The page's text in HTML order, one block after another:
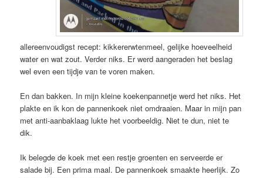
allereenvoudigst recept: kikkererwtenmeel, gelijke hoeveelheid
water en wat zout. Verder niks. Er werd aangeraden het beslag
wel even een tijdje van te voren maken.
En dan bakken. In mijn kleine koekenpannetje werd het niks. Het
plakte en ik kon de pannenkoek niet omdraaien. Maar in mijn pan
met anti-aanbaklaag lukte het voorbeeldig. Niet te dun, niet te
dik.
Ik belegde de koek met een restje groenten en serveerde er
salade bij. Een prima maal. De pannenkoek smaakte heerlijk. Zo